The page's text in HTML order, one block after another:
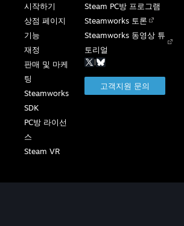
시작하기
상점 페이지
기능
재정
판매 및 마케
팅
Steamworks
SDK
PC방 라이선
스
Steam VR
Steam PC방 프로그램
Steamworks 토론
Steamworks 동영상 튜
토리얼
|
고객지원 문의